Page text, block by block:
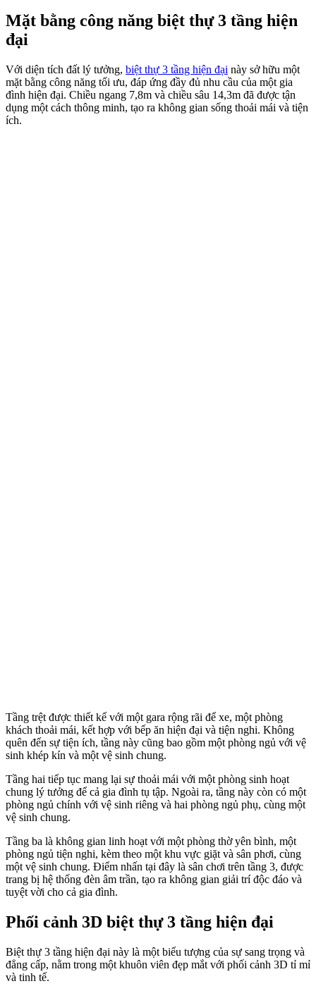
Mặt bằng công năng biệt thự 3 tầng hiện
đại
Với diện tích đất lý tưởng, biệt thự 3 tầng hiện đại này sở hữu một
mặt bằng công năng tối ưu, đáp ứng đầy đủ nhu cầu của một gia
đình hiện đại. Chiều ngang 7,8m và chiều sâu 14,3m đã được tận
dụng một cách thông minh, tạo ra không gian sống thoải mái và tiện
ích.
Tầng trệt được thiết kế với một gara rộng rãi để xe, một phòng
khách thoải mái, kết hợp với bếp ăn hiện đại và tiện nghi. Không
quên đến sự tiện ích, tầng này cũng bao gồm một phòng ngủ với vệ
sinh khép kín và một vệ sinh chung.
Tầng hai tiếp tục mang lại sự thoải mái với một phòng sinh hoạt
chung lý tưởng để cả gia đình tụ tập. Ngoài ra, tầng này còn có một
phòng ngủ chính với vệ sinh riêng và hai phòng ngủ phụ, cùng một
vệ sinh chung.
Tầng ba là không gian linh hoạt với một phòng thờ yên bình, một
phòng ngủ tiện nghi, kèm theo một khu vực giặt và sân phơi, cùng
một vệ sinh chung. Điểm nhấn tại đây là sân chơi trên tầng 3, được
trang bị hệ thống đèn âm trần, tạo ra không gian giải trí độc đáo và
tuyệt vời cho cả gia đình.
Phối cảnh 3D biệt thự 3 tầng hiện đại
Biệt thự 3 tầng hiện đại này là một biểu tượng của sự sang trọng và
đẳng cấp, nằm trong một khuôn viên đẹp mắt với phối cảnh 3D tỉ mỉ
và tinh tế.